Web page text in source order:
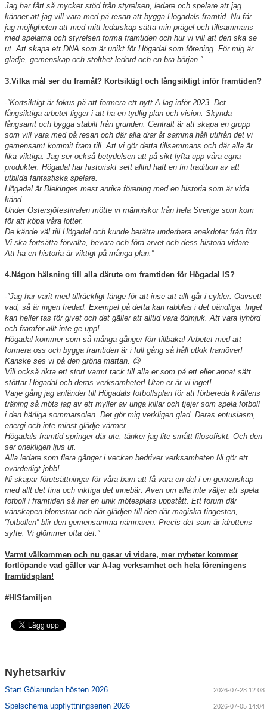
Jag har fått så mycket stöd från styrelsen, ledare och spelare att jag
känner att jag vill vara med på resan att bygga Högadals framtid. Nu får
jag möjligheten att med mitt ledarskap sätta min prägel och tillsammans
med spelarna och styrelsen forma framtiden och hur vi vill att den ska se
ut. Att skapa ett DNA som är unikt för Högadal som förening. För mig är
glädje, gemenskap och stolthet ledord och en bra början.”
3.Vilka mål ser du framåt? Kortsiktigt och långsiktigt inför framtiden?
-”Kortsiktigt är fokus på att formera ett nytt A-lag inför 2023. Det
långsiktiga arbetet ligger i att ha en tydlig plan och vision. Skynda
långsamt och bygga stabilt från grunden. Centralt är att skapa en grupp
som vill vara med på resan och där alla drar åt samma håll utifrån det vi
gemensamt kommit fram till. Att vi gör detta tillsammans och där alla är
lika viktiga. Jag ser också betydelsen att på sikt lyfta upp våra egna
produkter. Högadal har historiskt sett alltid haft en fin tradition av att
utbilda fantastiska spelare.
Högadal är Blekinges mest anrika förening med en historia som är vida
känd.
Under Östersjöfestivalen mötte vi människor från hela Sverige som kom
för att köpa våra lotter.
De kände väl till Högadal och kunde berätta underbara anekdoter från förr.
Vi ska fortsätta förvalta, bevara och föra arvet och dess historia vidare.
Att ha en historia är viktigt på många plan.”
4.Någon hälsning till alla därute om framtiden för Högadal IS?
-”Jag har varit med tillräckligt länge för att inse att allt går i cykler. Oavsett
vad, så är ingen fredad. Exempel på detta kan rabblas i det oändliga. Inget
kan heller tas för givet och det gäller att alltid vara ödmjuk. Att vara lyhörd
och framför allt inte ge upp!
Högadal kommer som så många gånger förr tillbaka! Arbetet med att
formera oss och bygga framtiden är i full gång så håll utkik framöver!
Kanske ses vi på den gröna mattan. 😉
Vill också rikta ett stort varmt tack till alla er som på ett eller annat sätt
stöttar Högadal och deras verksamheter! Utan er är vi inget!
Varje gång jag anländer till Högadals fotbollsplan för att förbereda kvällens
träning så möts jag av ett myller av unga killar och tjejer som spela fotboll
i den härliga sommarsolen. Det gör mig verkligen glad. Deras entusiasm,
energi och inte minst glädje värmer.
Högadals framtid springer där ute, tänker jag lite smått filosofiskt. Och den
ser onekligen ljus ut.
Alla ledare som flera gånger i veckan bedriver verksamheten Ni gör ett
ovärderligt jobb!
Ni skapar förutsättningar för våra barn att få vara en del i en gemenskap
med allt det fina och viktiga det innebär. Även om alla inte väljer att spela
fotboll i framtiden så har en unik mötesplats uppstått. Ett forum där
vänskapen blomstrar och där glädjen till den där magiska tingesten,
”fotbollen” blir den gemensamma nämnaren. Precis det som är idrottens
syfte. Vi glömmer ofta det.”
Varmt välkommen och nu gasar vi vidare, mer nyheter kommer
fortlöpande vad gäller vår A-lag verksamhet och hela föreningens
framtidsplan!
#HISfamiljen
Nyhetsarkiv
Start Gölarundan hösten 2026 2026-07-28 12:08
Spelschema uppflyttningserien 2026 2026-07-05 14:04